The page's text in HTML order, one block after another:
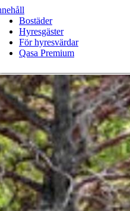
Bostäder
Hyresgäster
För hyresvärdar
Qasa Premium